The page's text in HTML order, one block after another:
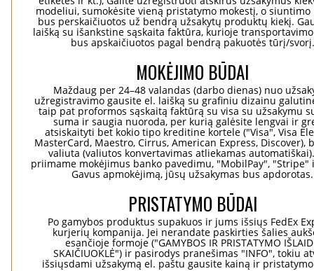
modeliui, sumokėsite vieną pristatymo mokestį, o siuntimo
bus perskaičiuotos už bendrą užsakytų produktų kiekį.
laišką su išankstine sąskaita faktūra, kurioje
bus apskaičiuotos pagal bendrą pakuotės tūrį/svorį.
MOKĖJIMO BŪDAI
Maždaug per 24–48 valandas (darbo dienas) nuo
užregistravimo gausite el. laišką su grafiniu dizainu
taip pat proformos sąskaitą faktūrą su visa su užsakymu
suma ir saugia nuoroda, per kurią galėsite lengvai ir
atsiskaityti bet kokio tipo kreditine kortele ("Visa", Visa
MasterCard, Maestro, Cirrus, American Express, Discover),
valiuta (valiutos konvertavimas atliekamas
priimame mokėjimus banko pavedimu, "MobilPay", "Stripe"
Gavus apmokėjimą, jūsų užsakymas bus apdorotas.
PRISTATYMO BŪDAI
Po gamybos produktus supakuos ir jums išsiųs FedEx
kurjerių kompanija. Jei nerandate paskirties šalies
esančioje formoje ("GAMYBOS IR PRISTATYMO
SKAIČIUOKLĖ") ir pasirodys pranešimas "INFO", tokiu
išsiųsdami užsakymą el. paštu gausite kainą ir